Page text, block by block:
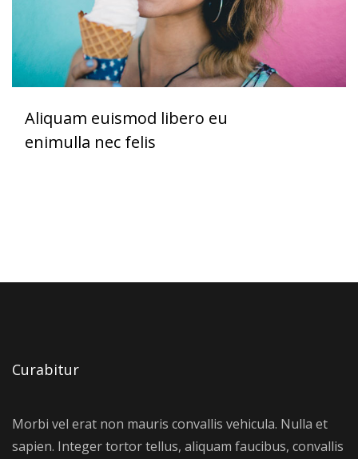
Aliquam euismod libero eu
enimulla nec felis
Curabitur
Morbi vel erat non mauris convallis vehicula. Nulla et
sapien. Integer tortor tellus, aliquam faucibus, convallis